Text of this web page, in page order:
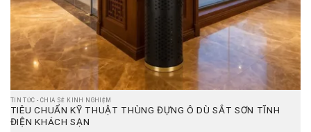
TIN TỨC - CHIA SẺ KINH NGHIỆM
TIÊU CHUẨN KỸ THUẬT THÙNG ĐỰNG Ô DÙ SẮT SƠN TĨNH
ĐIỆN KHÁCH SẠN